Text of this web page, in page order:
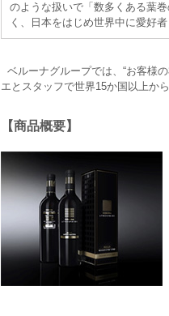
のような扱いで「数多くある葉
く、日本をはじめ世界中に愛好
ベルーナグループでは、“お客様
エとスタッフで世界15か国以上か
【商品概要】